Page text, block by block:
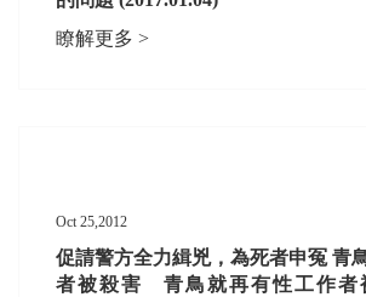
瞭解更多 >
Oct 25,2012
促請警方全力緝兇，為死者申冤 青
者被殺害 青鳥就再有性工作者